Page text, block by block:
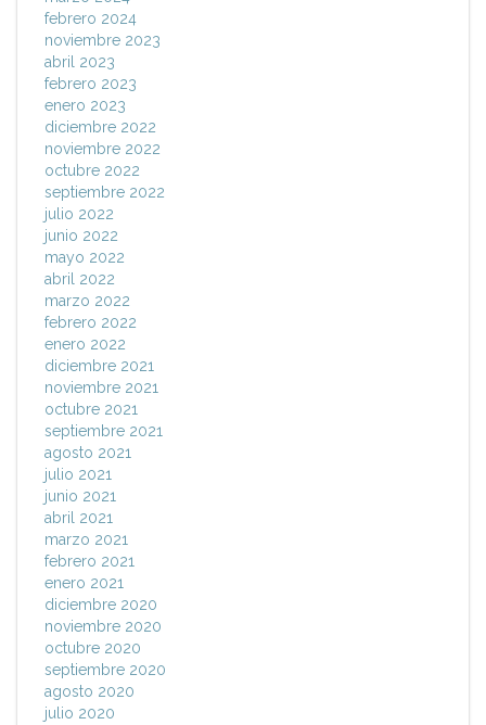
febrero 2024
noviembre 2023
abril 2023
febrero 2023
enero 2023
diciembre 2022
noviembre 2022
octubre 2022
septiembre 2022
julio 2022
junio 2022
mayo 2022
abril 2022
marzo 2022
febrero 2022
enero 2022
diciembre 2021
noviembre 2021
octubre 2021
septiembre 2021
agosto 2021
julio 2021
junio 2021
abril 2021
marzo 2021
febrero 2021
enero 2021
diciembre 2020
noviembre 2020
octubre 2020
septiembre 2020
agosto 2020
julio 2020